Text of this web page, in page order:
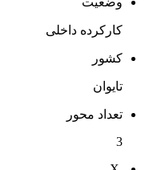
کارکرده داخلی
کشور
تایوان
تعداد محور
3